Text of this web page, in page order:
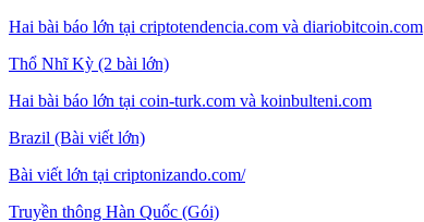
Hai bài báo lớn tại criptotendencia.com và diariobitcoin.com
Thổ Nhĩ Kỳ (2 bài lớn)
Hai bài báo lớn tại coin-turk.com và koinbulteni.com
Brazil (Bài viết lớn)
Bài viết lớn tại criptonizando.com/
Truyền thông Hàn Quốc (Gói)